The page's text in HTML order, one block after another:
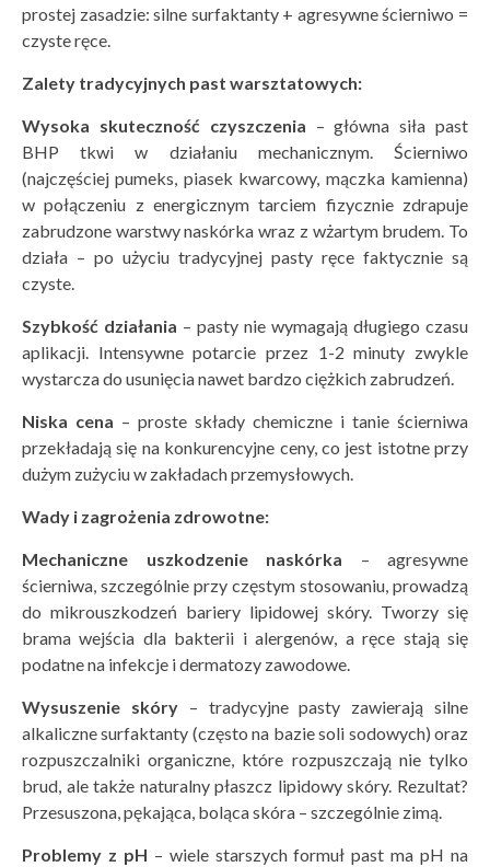
prostej zasadzie: silne surfaktanty + agresywne ścierniwo =
czyste ręce.
Zalety tradycyjnych past warsztatowych:
Wysoka skuteczność czyszczenia – główna siła past
BHP tkwi w działaniu mechanicznym. Ścierniwo
(najczęściej pumeks, piasek kwarcowy, mączka kamienna)
w połączeniu z energicznym tarciem fizycznie zdrapuje
zabrudzone warstwy naskórka wraz z wżartym brudem. To
działa – po użyciu tradycyjnej pasty ręce faktycznie są
czyste.
Szybkość działania – pasty nie wymagają długiego czasu
aplikacji. Intensywne potarcie przez 1-2 minuty zwykle
wystarcza do usunięcia nawet bardzo ciężkich zabrudzeń.
Niska cena – proste składy chemiczne i tanie ścierniwa
przekładają się na konkurencyjne ceny, co jest istotne przy
dużym zużyciu w zakładach przemysłowych.
Wady i zagrożenia zdrowotne:
Mechaniczne uszkodzenie naskórka – agresywne
ścierniwa, szczególnie przy częstym stosowaniu, prowadzą
do mikrouszkodzeń bariery lipidowej skóry. Tworzy się
brama wejścia dla bakterii i alergenów, a ręce stają się
podatne na infekcje i dermatozy zawodowe.
Wysuszenie skóry– tradycyjne pasty zawierają silne
alkaliczne surfaktanty (często na bazie soli sodowych) oraz
rozpuszczalniki organiczne, które rozpuszczają nie tylko
brud, ale także naturalny płaszcz lipidowy skóry. Rezultat?
Przesuszona, pękająca, boląca skóra – szczególnie zimą.
Problemy z pH – wiele starszych formuł past ma pH na